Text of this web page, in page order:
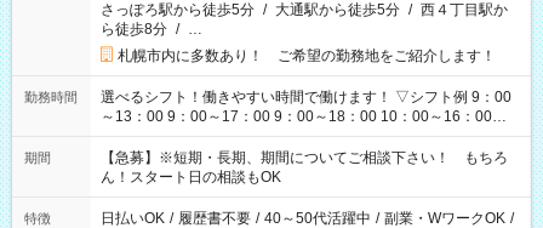
さっぽろ駅から徒歩5分 / 大通駅から徒歩5分 / 西４丁目駅か
ら徒歩8分 / …
札幌市内に多数あり！ ご希望の勤務地をご紹介します！
勤務時間
選べるシフト！働きやすい時間で働けます！ ▽シフト例 9：00
～13：00 9：00～17：00 9：00～18：00 10：00～16：00
11：00～20：00 12：00～21：00 17：00～21：00 週3日から
OK！ その他勤務時間・曜日はご相談ください！ ■残業なし ■週
3日～/1日3h～OK
期間
【急募】※短期・長期、期間についてご相談下さい！ もちろ
ん！スタート日の相談もOK
特徴 日払いOK / 履歴書不要 / 40～50代活躍中 / 副業・WワークOK /